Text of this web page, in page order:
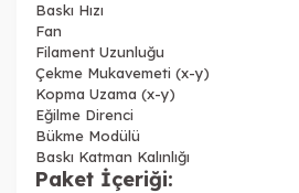
Baskı Hızı
Fan
Filament Uzunluğu
Çekme Mukavemeti (x-y)
Kopma Uzama (x-y)
Eğilme Direnci
Bükme Modülü
Baskı Katman Kalınlığı
Paket İçeriği: